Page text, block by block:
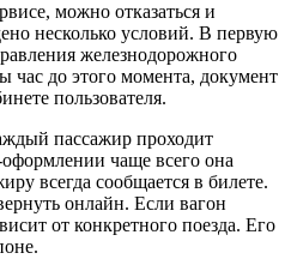
можно отказаться и
несколько условий. В первую
железнодорожного
час до этого момента, документ
пользователя.
пассажир проходит
чаще всего она
всегда сообщается в билете.
онлайн. Если вагон
от конкретного поезда. Его